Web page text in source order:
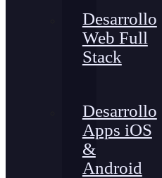
Desarrollo
Web Full
Stack
Desarrollo
Apps iOS
&
Android